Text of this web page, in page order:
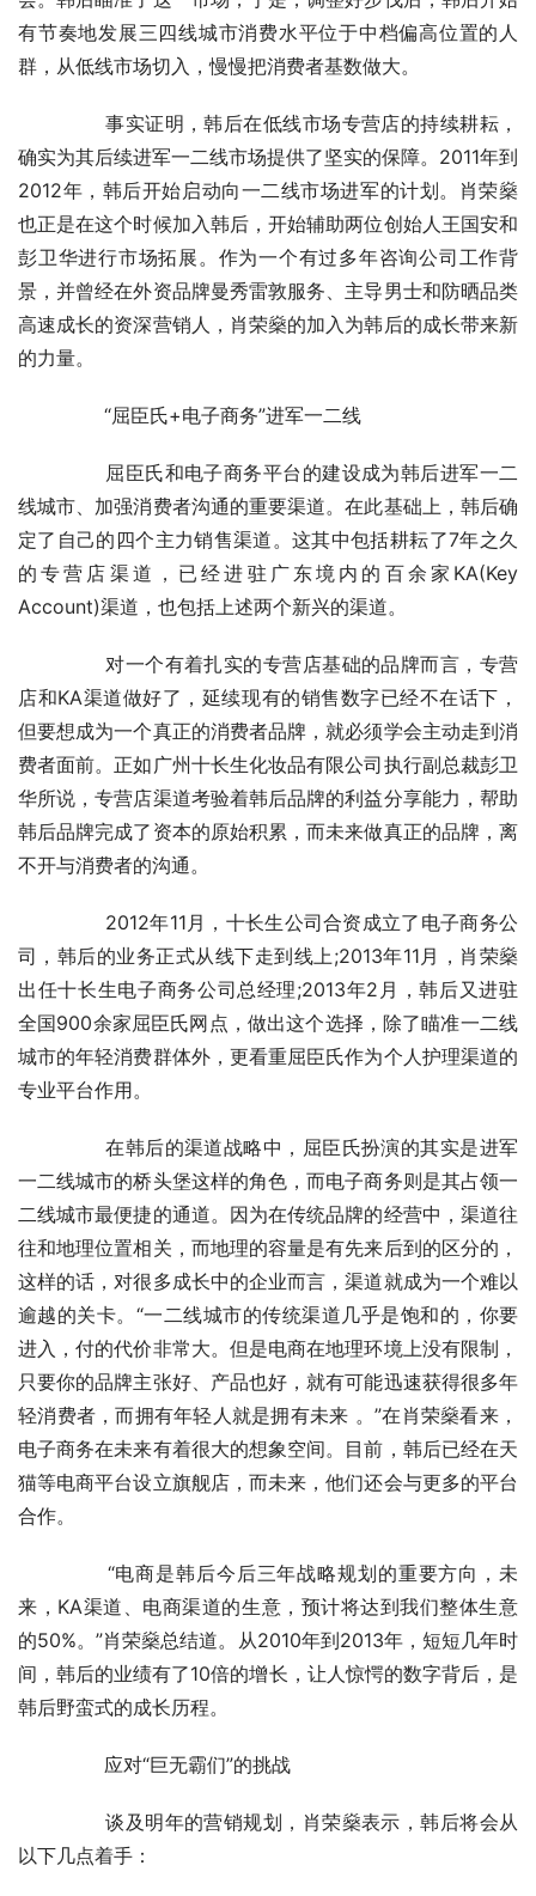
有节奏地发展三四线城市消费水平位于中档偏高位置的人
群，从低线市场切入，慢慢把消费者基数做大。
确实为其后续进军一二线市场提供了坚实的保障。2011年到
2012年，韩后开始启动向一二线市场进军的计划。肖荣燊
也正是在这个时候加入韩后，开始辅助两位创始人王国安和
彭卫华进行市场拓展。作为一个有过多年咨询公司工作背
景，并曾经在外资品牌曼秀雷敦服务、主导男士和防晒品类
高速成长的资深营销人，肖荣燊的加入为韩后的成长带来新
的力量。
	　　“屈臣氏+电子商务”进军一二线
线城市、加强消费者沟通的重要渠道。在此基础上，韩后确
定了自己的四个主力销售渠道。这其中包括耕耘了7年之久
的专营店渠道，已经进驻广东境内的百余家KA(Key
Account)渠道，也包括上述两个新兴的渠道。
店和KA渠道做好了，延续现有的销售数字已经不在话下，
但要想成为一个真正的消费者品牌，就必须学会主动走到消
费者面前。正如广州十长生化妆品有限公司执行副总裁彭卫
华所说，专营店渠道考验着韩后品牌的利益分享能力，帮助
韩后品牌完成了资本的原始积累，而未来做真正的品牌，离
不开与消费者的沟通。
司，韩后的业务正式从线下走到线上;2013年11月，肖荣燊
出任十长生电子商务公司总经理;2013年2月，韩后又进驻
全国900余家屈臣氏网点，做出这个选择，除了瞄准一二线
城市的年轻消费群体外，更看重屈臣氏作为个人护理渠道的
专业平台作用。
一二线城市的桥头堡这样的角色，而电子商务则是其占领一
二线城市最便捷的通道。因为在传统品牌的经营中，渠道往
往和地理位置相关，而地理的容量是有先来后到的区分的，
这样的话，对很多成长中的企业而言，渠道就成为一个难以
逾越的关卡。“一二线城市的传统渠道几乎是饱和的，你要
进入，付的代价非常大。但是电商在地理环境上没有限制，
只要你的品牌主张好、产品也好，就有可能迅速获得很多年
轻消费者，而拥有年轻人就是拥有未来 。”在肖荣燊看来，
电子商务在未来有着很大的想象空间。目前，韩后已经在天
猫等电商平台设立旗舰店，而未来，他们还会与更多的平台
合作。
来，KA渠道、电商渠道的生意，预计将达到我们整体生意
的50%。”肖荣燊总结道。从2010年到2013年，短短几年时
间，韩后的业绩有了10倍的增长，让人惊愕的数字背后，是
韩后野蛮式的成长历程。
	　　应对“巨无霸们”的挑战
以下几点着手：